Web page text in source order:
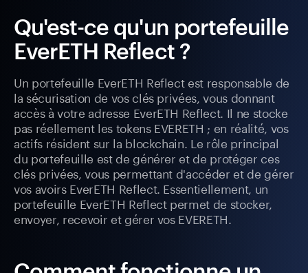
Qu'est-ce qu'un portefeuille
EverETH Reflect ?
Un portefeuille EverETH Reflect est responsable de
la sécurisation de vos clés privées, vous donnant
accès à votre adresse EverETH Reflect. Il ne stocke
pas réellement les tokens EVERETH ; en réalité, vos
actifs résident sur la blockchain. Le rôle principal
du portefeuille est de générer et de protéger ces
clés privées, vous permettant d'accéder et de gérer
vos avoirs EverETH Reflect. Essentiellement, un
portefeuille EverETH Reflect permet de stocker,
envoyer, recevoir et gérer vos EVERETH.